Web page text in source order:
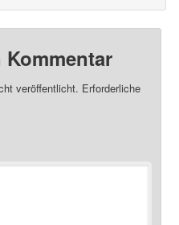
veröffentlicht. Erforderliche